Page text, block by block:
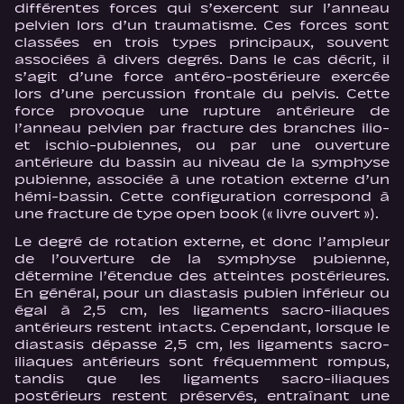
différentes forces qui s’exercent sur l’anneau
pelvien lors d’un traumatisme. Ces forces sont
classées en trois types principaux, souvent
associées à divers degrés. Dans le cas décrit, il
s’agit d’une force antéro-postérieure exercée
lors d’une percussion frontale du pelvis. Cette
force provoque une rupture antérieure de
l’anneau pelvien par fracture des branches ilio-
et ischio-pubiennes, ou par une ouverture
antérieure du bassin au niveau de la symphyse
pubienne, associée à une rotation externe d’un
hémi-bassin. Cette configuration correspond à
une fracture de type open book (« livre ouvert »).
Le degré de rotation externe, et donc l’ampleur
de l’ouverture de la symphyse pubienne,
détermine l’étendue des atteintes postérieures.
En général, pour un diastasis pubien inférieur ou
égal à 2,5 cm, les ligaments sacro-iliaques
antérieurs restent intacts. Cependant, lorsque le
diastasis dépasse 2,5 cm, les ligaments sacro-
iliaques antérieurs sont fréquemment rompus,
tandis que les ligaments sacro-iliaques
postérieurs restent préservés, entraînant une